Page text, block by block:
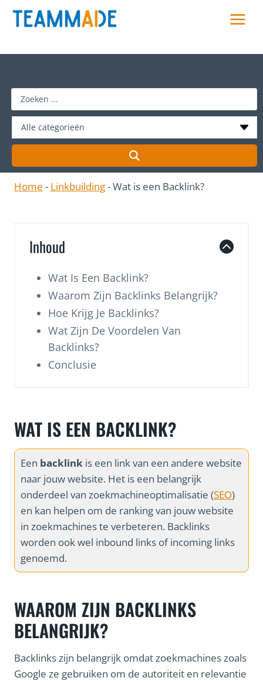
Skip
h
Home - Linkbuilding-Wat is een Backlink?
Inhoud
Wat Is Een Backlink?
Waarom Zijn Backlinks Belangrijk?
Hoe Krijg Je Backlinks?
Wat Zijn De Voordelen Van
Backlinks?
Conclusie
WAT IS EEN BACKLINK?
Een backlink is een link van een andere website
naar jouw website. Het is een belangrijk
onderdeel van zoekmachineoptimalisatie (SEO)
en kan helpen om de ranking van jouw website
in zoekmachines te verbeteren. Backlinks
worden ook wel inbound links of incoming links
genoemd.
WAAROM ZIJN BACKLINKS
BELANGRIJK?
Backlinks zijn belangrijk omdat zoekmachines zoals
Google ze gebruiken om de autoriteit en relevantie